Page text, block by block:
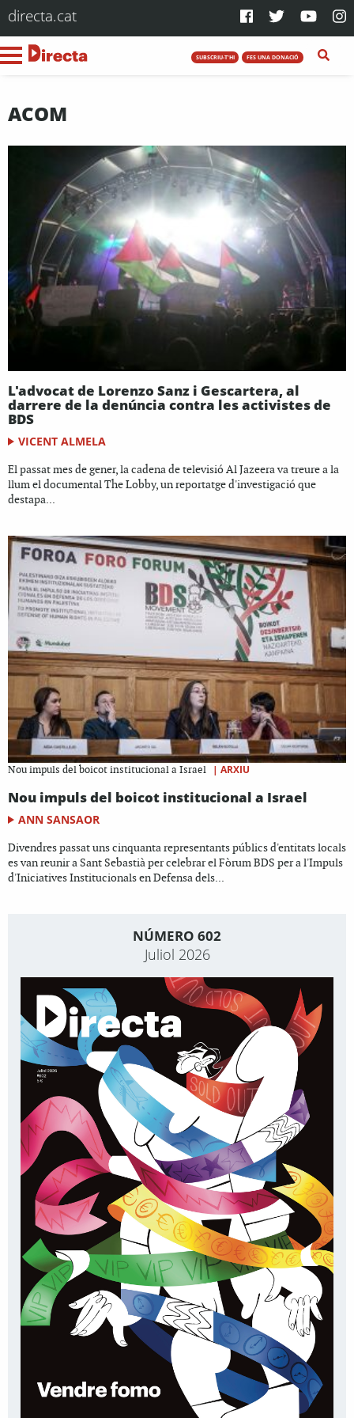
directa.cat
SUBSCRIU-T'HI FES UNA DONACIÓ
ACOM
L'advocat de Lorenzo Sanz i Gescartera, al
darrere de la denúncia contra les activistes de
BDS
VICENT ALMELA
El passat mes de gener, la cadena de televisió Al Jazeera va treure a la
llum el documental The Lobby, un reportatge d'investigació que
destapa...
Nou impuls del boicot institucional a Israel | ARXIU
Nou impuls del boicot institucional a Israel
ANN SANSAOR
Divendres passat uns cinquanta representants públics d'entitats locals
es van reunir a Sant Sebastià per celebrar el Fòrum BDS per a l'Impuls
d'Iniciatives Institucionals en Defensa dels...
NÚMERO 602
Juliol 2026